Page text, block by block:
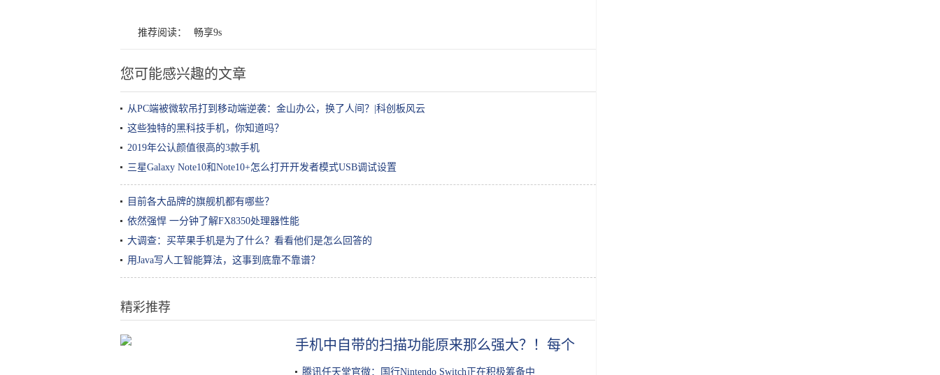
推荐阅读： 畅享9s
您可能感兴趣的文章
从PC端被微软吊打到移动端逆袭：金山办公，换了人间？|科创板风云
这些独特的黑科技手机，你知道吗？
2019年公认颜值很高的3款手机
三星Galaxy Note10和Note10+怎么打开开发者模式USB调试设置
目前各大品牌的旗舰机都有哪些？
依然强悍 一分钟了解FX8350处理器性能
大调查：买苹果手机是为了什么？看看他们是怎么回答的
用Java写人工智能算法，这事到底靠不靠谱？
精彩推荐
OPPO手机不知道的使用技巧，最
手机中自带的扫描功能原来那么强大？！每个手机都能有，实用至极
腾讯任天堂官微：国行Nintendo Switch正在积极筹备中